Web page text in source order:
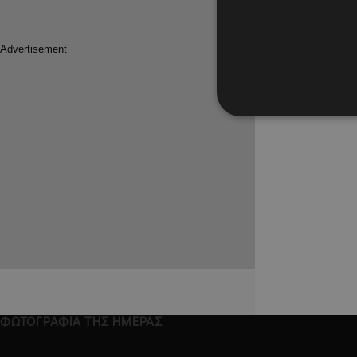
Πώς η
ΦΩΤΟΓΡΑΦΙΑ ΤΗΣ ΗΜΕΡΑΣ